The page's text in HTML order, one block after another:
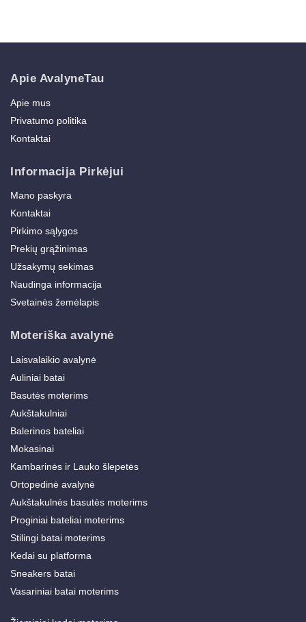
Apie AvalyneTau
Apie mus
Privatumo politika
Kontaktai
Informacija Pirkėjui
Mano paskyra
Kontaktai
Pirkimo sąlygos
Prekių grąžinimas
Užsakymų sekimas
Naudinga informacija
Svetainės žemėlapis
Moteriška avalynė
Laisvalaikio avalynė
Auliniai batai
Basutės moterims
Aukštakulniai
Balerinos bateliai
Mokasinai
Kambarinės ir Lauko šlepetės
Ortopedinė avalynė
Aukštakulnės basutės moterims
Proginiai bateliai moterims
Stilingi batai moterims
Kedai su platforma
Sneakers batai
Vasariniai batai moterims